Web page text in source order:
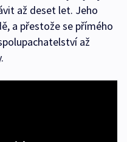
až deset let. Jeho
a přestože se přímého
až